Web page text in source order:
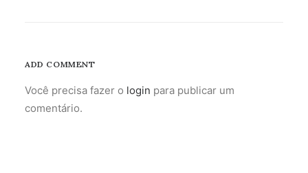
ADD COMMENT
Você precisa fazer o login para publicar um
comentário.